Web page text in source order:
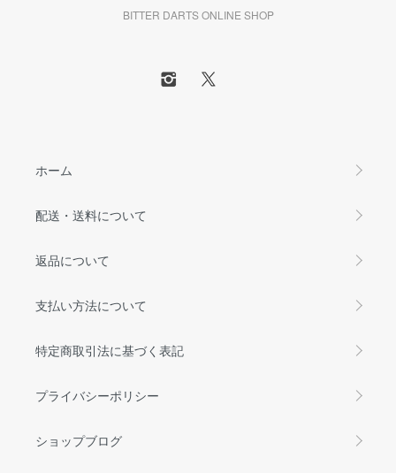
BITTER DARTS ONLINE SHOP
ホーム
配送・送料について
返品について
支払い方法について
特定商取引法に基づく表記
プライバシーポリシー
ショップブログ